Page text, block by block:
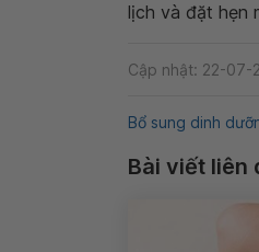
lịch và đặt hẹn
Cập nhật: 22-07-
Bổ sung dinh
Bài viết liên